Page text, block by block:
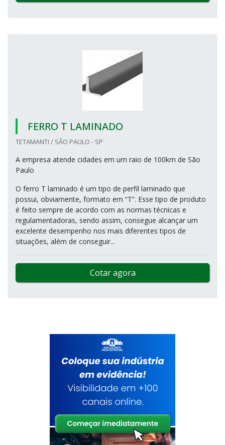
FERRO T LAMINADO
TETAMANTI / SÃO PAULO - SP
A empresa atende cidades em um raio de 100km de São
Paulo
O ferro T laminado é um tipo de perfil laminado que
possui, obviamente, formato em “T”. Esse tipo de produto
é feito sempre de acordo com as normas técnicas e
regulamentadoras, sendo assim, consegue alcançar um
excelente desempenho nos mais diferentes tipos de
situações, além de conseguir...
Cotar agora